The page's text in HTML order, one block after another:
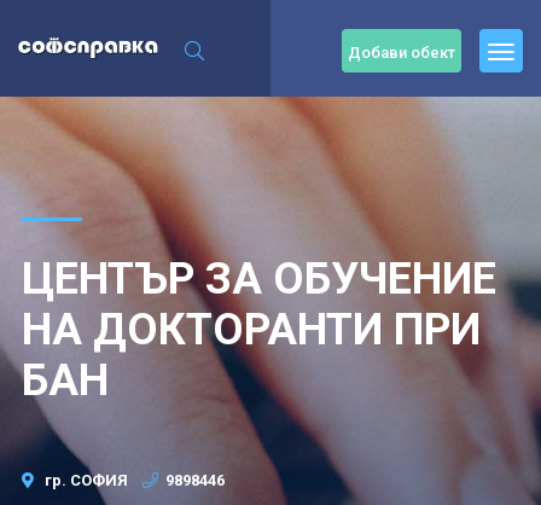
Добави обект
ЦЕНТЪР ЗА ОБУЧЕНИЕ
НА ДОКТОРАНТИ ПРИ
БАН
гр. СОФИЯ 9898446